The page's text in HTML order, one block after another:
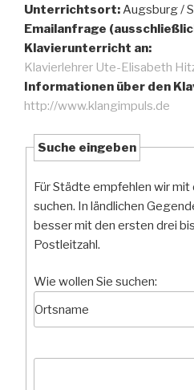
Unterrichtsort:Augsburg /
Emailanfrage
Klavierunterricht an:
Klavierlehrer Ute-Elisabeth
Informationen über den
http://www.klangimpuls.de
Suche eingeben
Für Städte empfehlen wir mit
suchen. In ländlichen
besser mit den ersten drei
Postleitzahl.
Wie wollen Sie suchen: